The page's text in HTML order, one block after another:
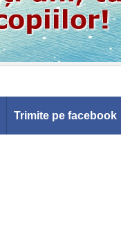
Trimite pe facebook